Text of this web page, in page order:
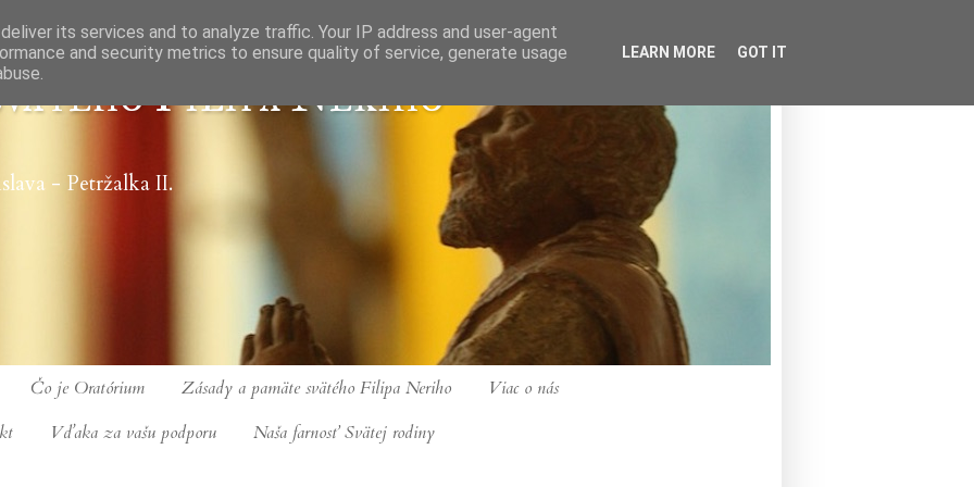
Filipa Nériho
- Petržalka II.
Čo je Oratórium Zásady a pamäte svätého Filipa Neriho
Viac o nás
Vďaka za vašu podporu Naša farnosť Svätej rodiny
its services and to analyze traffic. Your IP address and user-agent
and security metrics to ensure quality of service, generate usage
LEARN MORE GOT IT